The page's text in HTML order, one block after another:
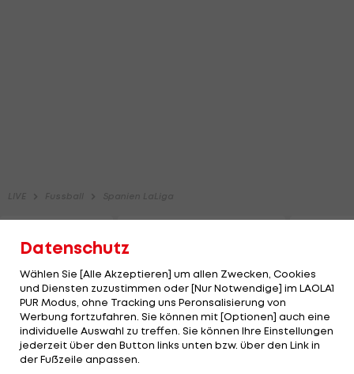
Datenschutz
Wählen Sie [Alle Akzeptieren] um allen Zwecken, Cookies
und Diensten zuzustimmen oder [Nur Notwendige] im LAOLA1
PUR Modus, ohne Tracking uns Peronsalisierung von
Werbung fortzufahren. Sie können mit [Optionen] auch eine
individuelle Auswahl zu treffen. Sie können Ihre Einstellungen
jederzeit über den Button links unten bzw. über den Link in
der Fußzeile anpassen.